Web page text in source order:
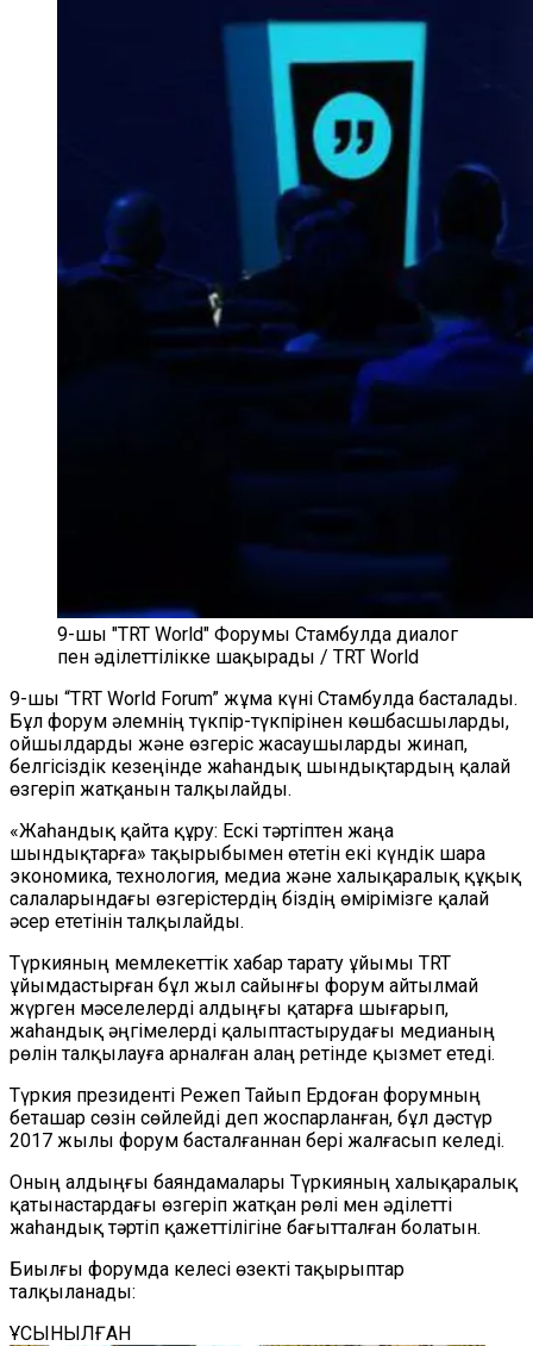
9-шы "TRT World" Форумы Стамбулда диалог
пен әділеттілікке шақырады / TRT World
9-шы “TRT World Forum” жұма күні Стамбулда басталады.
Бұл форум әлемнің түкпір-түкпірінен көшбасшыларды,
ойшылдарды және өзгеріс жасаушыларды жинап,
белгісіздік кезеңінде жаһандық шындықтардың қалай
өзгеріп жатқанын талқылайды.
«Жаһандық қайта құру: Ескі тәртіптен жаңа
шындықтарға» тақырыбымен өтетін екі күндік шара
экономика, технология, медиа және халықаралық құқық
салаларындағы өзгерістердің біздің өмірімізге қалай
әсер ететінін талқылайды.
Түркияның мемлекеттік хабар тарату ұйымы TRT
ұйымдастырған бұл жыл сайынғы форум айтылмай
жүрген мәселелерді алдыңғы қатарға шығарып,
жаһандық әңгімелерді қалыптастырудағы медианың
рөлін талқылауға арналған алаң ретінде қызмет етеді.
Түркия президенті Режеп Тайып Ердоған форумның
беташар сөзін сөйлейді деп жоспарланған, бұл дәстүр
2017 жылы форум басталғаннан бері жалғасып келеді.
Оның алдыңғы баяндамалары Түркияның халықаралық
қатынастардағы өзгеріп жатқан рөлі мен әділетті
жаһандық тәртіп қажеттілігіне бағытталған болатын.
Биылғы форумда келесі өзекті тақырыптар
талқыланады:
ҰСЫНЫЛҒАН